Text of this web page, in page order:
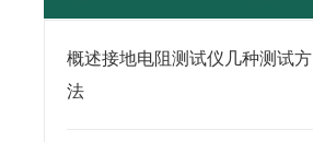
概述接地电阻测试仪几种测试方
法